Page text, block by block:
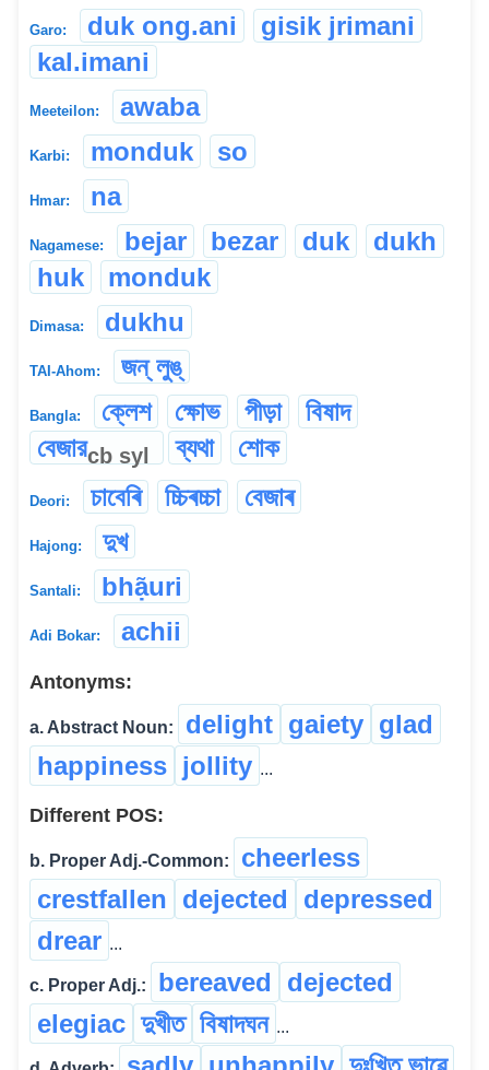
Garo: duk ong.ani
gisik jrimani
kal.imani
Meeteilon: awaba
Karbi: monduk so
Hmar: na
Nagamese: bejar bezar duk
dukh
huk
monduk
Dimasa: dukhu
TAI-Ahom: জন্ লুঙ্
Bangla: ক্লেশ ক্ষোভ পীড়া
বিষাদ
বেজারcb syl ব্যথা শোক
Deori: চাবেৰি চ্চিৰচ্চা বেজাৰ
Hajong: দুখ
Santali: bhạ̃uri
Adi Bokar: achii
Antonyms:
a. Abstract Noun: delight gaiety glad
happiness jollity ...
Different POS:
b. Proper Adj.-Common:
cheerless
crestfallen dejected
depressed
drear ...
c. Proper Adj.: bereaved
dejected
elegiac দুখীত বিষাদঘন ...